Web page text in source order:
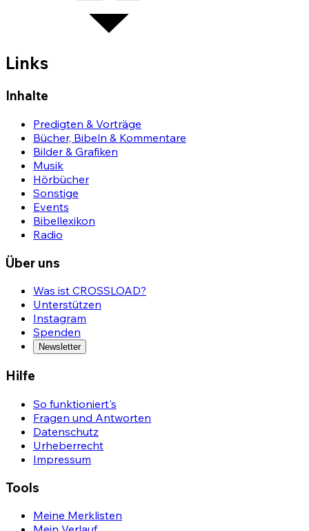
Links
Inhalte
Predigten & Vorträge
Bücher, Bibeln & Kommentare
Bilder & Grafiken
Musik
Hörbücher
Sonstige
Events
Bibellexikon
Radio
Über uns
Was ist CROSSLOAD?
Unterstützen
Instagram
Spenden
Newsletter
Hilfe
So funktioniert's
Fragen und Antworten
Datenschutz
Urheberrecht
Impressum
Tools
Meine Merklisten